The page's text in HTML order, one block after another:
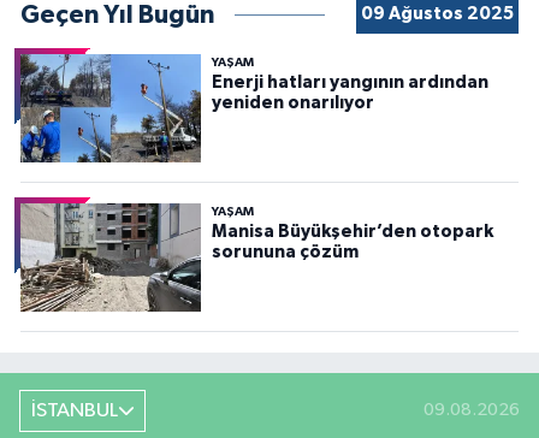
Geçen Yıl Bugün 09 Ağustos 2025
YAŞAM
Enerji hatları yangının ardından
yeniden onarılıyor
YAŞAM
Manisa Büyükşehir’den otopark
sorununa çözüm
İSTANBUL 09.08.2026